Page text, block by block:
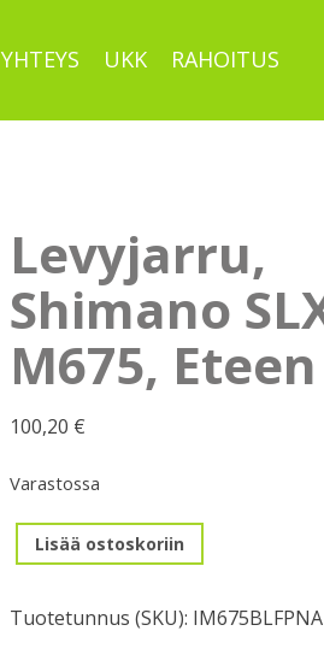
YHTEYS UKK RAHOITUS
Levyjarru,
Shimano
M675, Eteen
100,20 €
Varastossa
Levyjarru,
Shimano
M675,
Lisää ostoskoriin
Tuotetunnus (SKU):